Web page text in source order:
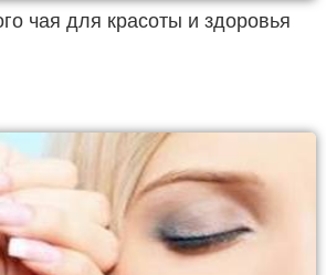
чая для красоты и здоровья